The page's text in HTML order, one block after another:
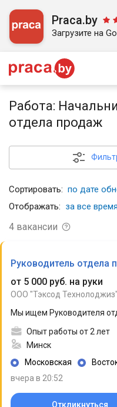
Praca.by
Загрузите на
Работа:
отдела продаж
Сортировать: по дате
Отображать: за все время
4 вакансии
Руководитель отдела
от 5 000 руб. на руки
ООО "Тэксод Технолоджиз"
Мы ищем Руководителя
Опыт работы от 2 лет
Минск
Московская
вчера в 20:52
Откликнуться